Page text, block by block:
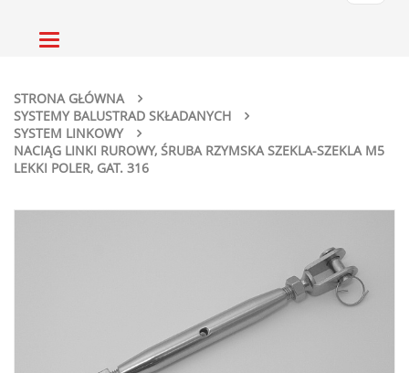
Toggle
STRONA GŁÓWNA
SYSTEMY BALUSTRAD SKŁADANYCH
SYSTEM LINKOWY
NACIĄG LINKI RUROWY, ŚRUBA RZYMSKA SZEKLA-SZEKLA M5
LEKKI POLER, GAT. 316